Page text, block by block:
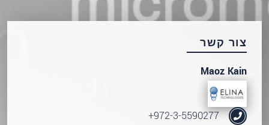
צור קשר
Maoz Kain
972-3-5590277+